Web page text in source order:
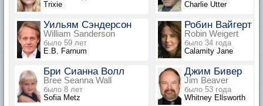
Trixie
Charlie Utter
Уильям Сэндерсон
William Sanderson
было 59 лет
E.B. Farnum
Робин Вайгерт
Robin Weigert
было 34 года
Calamity Jane
Бри Сианна Волл
Bree Seanna Wall
было 8 лет
Sofia Metz
Джим Бивер
Jim Beaver
было 53 года
Whitney Ellsworth